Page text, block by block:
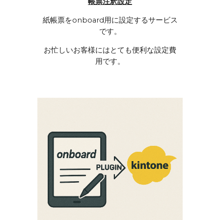
紙帳票をonboard用に設定するサービス
です。
お忙しいお客様にはとても便利な設定費
用です。